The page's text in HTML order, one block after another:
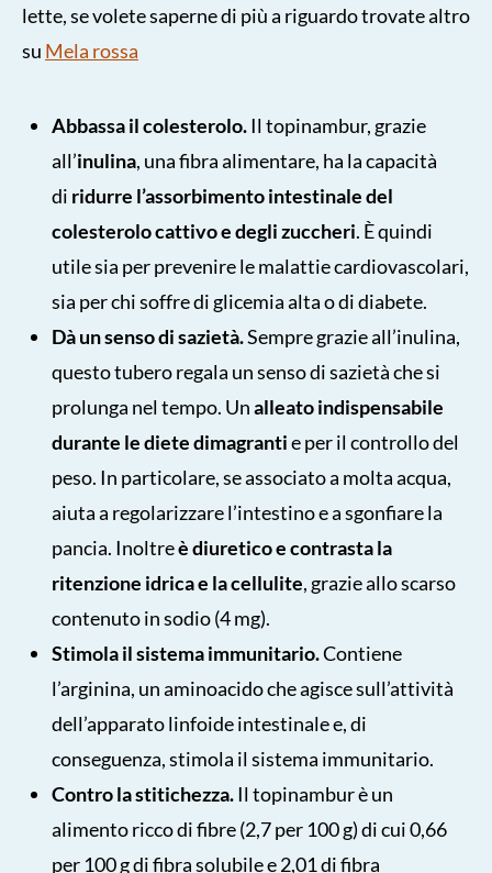
lette, se volete saperne di più a riguardo trovate altro
su Mela rossa
Abbassa il colesterolo.Il topinambur, grazie
all’inulina, una fibra alimentare, ha la capacità
di ridurre l’assorbimento intestinale del
colesterolo cattivo e degli zuccheri. È quindi
utile sia per prevenire le malattie cardiovascolari,
sia per chi soffre di glicemia alta o di diabete.
Dà un senso di sazietà.Sempre grazie all’inulina,
questo tubero regala un senso di sazietà che si
prolunga nel tempo. Unalleato indispensabile
durante le diete dimagrantie per il controllo del
peso. In particolare, se associato a molta acqua,
aiuta a regolarizzare l’intestino e a sgonfiare la
pancia. Inoltreè diuretico e contrasta la
ritenzione idrica e la cellulite, grazie allo scarso
contenuto in sodio (4 mg).
Stimola il sistema immunitario.Contiene
l’arginina, un aminoacido che agisce sull’attività
dell’apparato linfoide intestinale e, di
conseguenza, stimola il sistema immunitario.
Contro la stitichezza.Il topinambur è un
alimento ricco di fibre (2,7 per 100 g) di cui 0,66
per 100 g di fibra solubile e 2,01 di fibra